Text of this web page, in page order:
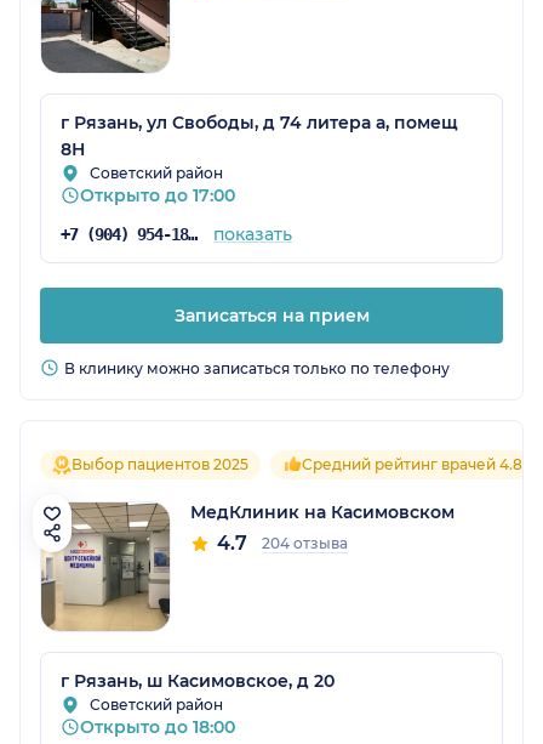
г Рязань, ул Свободы, д 74 литера а, помещ
8Н
Советский район
Открыто до 17:00
+7 (904) 954-18-34 показать
Записаться на прием
В клинику можно записаться только по телефону
Выбор пациентов 2025 Средний рейтинг врачей 4.8
МедКлиник на Касимовском
4.7 204 отзыва
г Рязань, ш Касимовское, д 20
Советский район
Открыто до 18:00